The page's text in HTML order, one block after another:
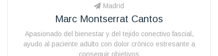
Madrid
Marc Montserrat Cantos
Apasionado del bienestar y del tejido conectivo fascial,
ayudo al paciente adulto con dolor crónico estresante a
conseguir objetivos